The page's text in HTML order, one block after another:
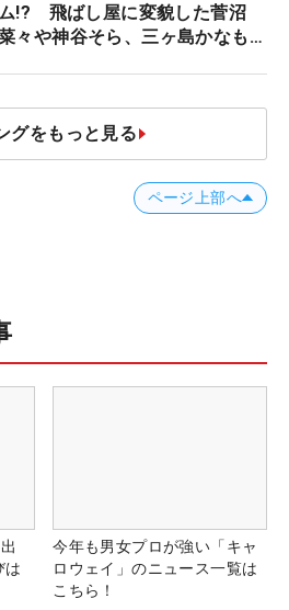
ム!? 飛ばし屋に変貌した菅沼
々や神谷そら、三ヶ島かなも使
グをもっと見る
ページ上部へ
は
今年も男女プロが強い「キャ
ロウェイ」のニュース一覧は
こちら！